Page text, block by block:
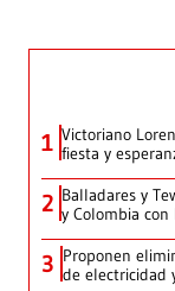
1 Victoriano
fiesta y
2 Balladares y
y Colombia con
3 Proponen
de electricidad